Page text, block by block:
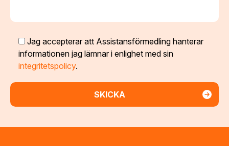
Jag accepterar att Assistansförmedling hanterar
informationen jag lämnar i enlighet med sin
integritetspolicy.